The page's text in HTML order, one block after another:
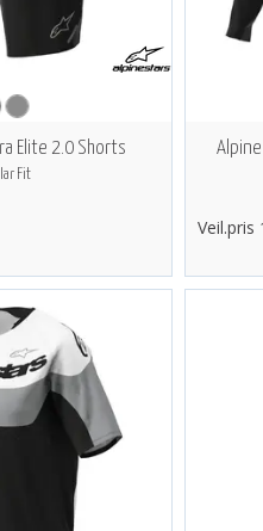
Elite 2.0 Shorts
Fit
Veil.pris